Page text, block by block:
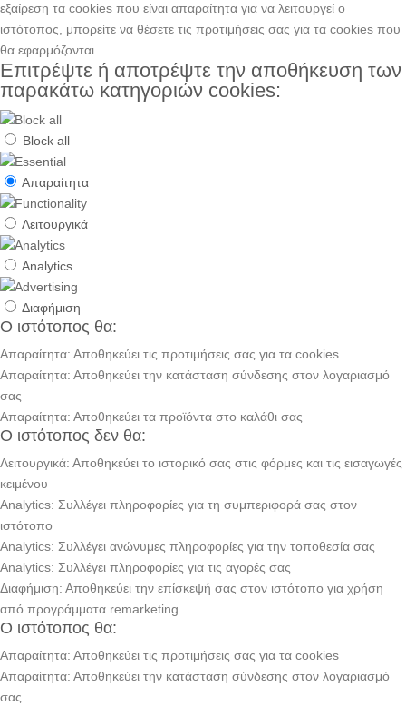
εξαίρεση τα cookies που είναι απαραίτητα για να λειτουργεί ο
ιστότοπος, μπορείτε να θέσετε τις προτιμήσεις σας για τα cookies που
θα εφαρμόζονται.
Επιτρέψτε ή αποτρέψτε την αποθήκευση των
παρακάτω κατηγοριών cookies:
Block all
Απαραίτητα
Λειτουργικά
Analytics
Διαφήμιση
Ο ιστότοπος θα:
Απαραίτητα: Αποθηκεύει τις προτιμήσεις σας για τα cookies
Απαραίτητα: Αποθηκεύει την κατάσταση σύνδεσης στον λογαριασμό
σας
Απαραίτητα: Αποθηκεύει τα προϊόντα στο καλάθι σας
Ο ιστότοπος δεν θα:
Λειτουργικά: Αποθηκεύει το ιστορικό σας στις φόρμες και τις εισαγωγές
κειμένου
Analytics: Συλλέγει πληροφορίες για τη συμπεριφορά σας στον
ιστότοπο
Analytics: Συλλέγει ανώνυμες πληροφορίες για την τοποθεσία σας
Analytics: Συλλέγει πληροφορίες για τις αγορές σας
Διαφήμιση: Αποθηκεύει την επίσκεψή σας στον ιστότοπο για χρήση
από προγράμματα remarketing
Ο ιστότοπος θα:
Απαραίτητα: Αποθηκεύει τις προτιμήσεις σας για τα cookies
Απαραίτητα: Αποθηκεύει την κατάσταση σύνδεσης στον λογαριασμό
σας